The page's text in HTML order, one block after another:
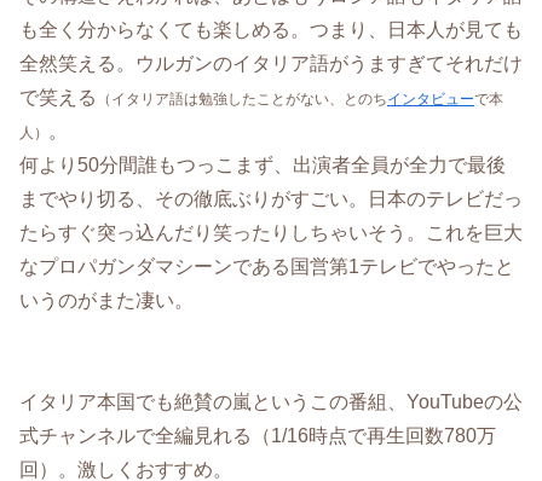
も全く分からなくても楽しめる。つまり、日本人が見ても
全然笑える。ウルガンのイタリア語がうますぎてそれだけ
で笑える
（イタリア語は勉強したことがない、とのちインタビューで本
人）
。
何より50分間誰もつっこまず、出演者全員が全力で最後
までやり切る、その徹底ぶりがすごい。日本のテレビだっ
たらすぐ突っ込んだり笑ったりしちゃいそう。これを巨大
なプロパガンダマシーンである国営第1テレビでやったと
いうのがまた凄い。
イタリア本国でも絶賛の嵐というこの番組、YouTubeの公
式チャンネルで全編見れる（1/16時点で再生回数780万
回）。激しくおすすめ。